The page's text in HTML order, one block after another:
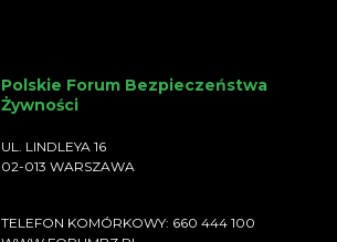
Polskie Forum Bezpieczeństwa
Żywności
UL. LINDLEYA 16
02-013 WARSZAWA
TELEFON KOMÓRKOWY: 660 444 100